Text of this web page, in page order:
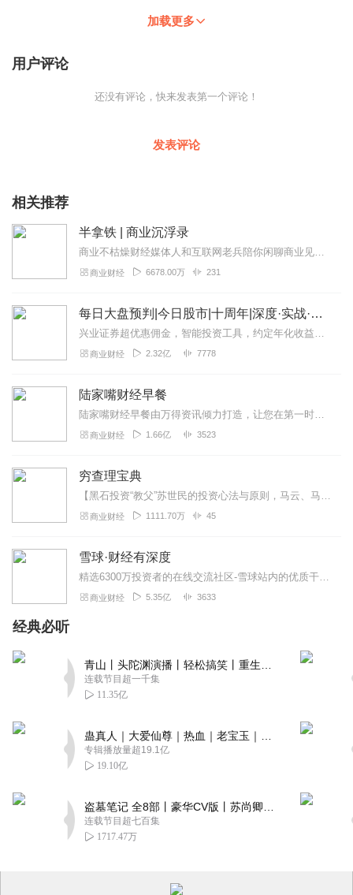
加载更多
用户评论
还没有评论，快来发表第一个评论！
发表评论
相关推荐
半拿铁 | 商业沉浮录
商业不枯燥财经媒体人和互联网老兵陪你闲聊商业见闻。来杯半拿铁，边喝边唠。
商业财经 6678.00万 231
每日大盘预判|今日股市|十周年|深度·实战·干货
兴业证券超优惠佣⾦，智能投资⼯具，约定年化收益率最⾼8.xx%多的新客理财。1v1专⼈服务。点击链接开户>>讲师介绍华飞多维度看盘体系创始人股市实战派讲师...
商业财经 2.32亿 7778
陆家嘴财经早餐
陆家嘴财经早餐由万得资讯倾力打造，让您在第一时间了解最全最新的财经资讯，上班族早上醒脑充电必备！（搜索微信公众号：Wind资讯或windzxsh，每天早晨推...
商业财经 1.66亿 3523
穷查理宝典
【黑石投资“教父”苏世民的投资心法与原则，马云、马化腾都在学】点击了解：《苏世民：我的经验与教训》，正版有声书+大咖独家解读，助你读透巨富的投资逻辑。《穷查理宝...
商业财经 1111.70万 45
雪球·财经有深度
精选6300万投资者的在线交流社区-雪球站内的优质干货内容，解读热门个股、热点事件，分享投资理念、方法技巧。6300万投资者在线交流，一起探索投资的智慧。上雪球...
商业财经 5.35亿 3633
经典必听
连载节目超一千集
11.35亿
专辑播放量超19.1亿
19.10亿
连载节目超七百集
1717.47万